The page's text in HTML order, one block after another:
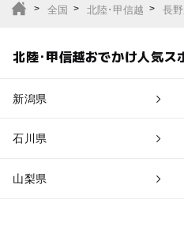
全国 北陸･甲信越 長
北陸･甲信越おでかけ人気ス
新潟県
石川県
山梨県